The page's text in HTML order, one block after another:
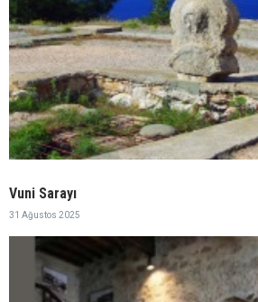
Vuni Sarayı
31 Ağustos 2025